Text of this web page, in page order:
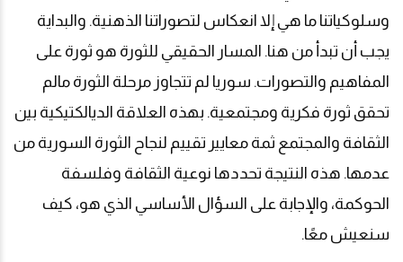
وسلوكياتنا ما هي إلا انعكاس لتصوراتنا الذهنية. والبداية
يجب أن تبدأ من هنا. المسار الحقيقي للثورة هو ثورة على
المفاهيم والتصورات. سوريا لم تتجاوز مرحلة الثورة مالم
تحقق ثورة فكرية ومجتمعية. بهذه العلاقة الديالكتيكية بين
الثقافة والمجتمع ثمة معايير تقييم لنجاح الثورة السورية من
عدمها. هذه النتيجة تحددها نوعية الثقافة وفلسفة
الحوكمة، والإجابة على السؤال الأساسي الذي هو، كيف
سنعيش معًا.